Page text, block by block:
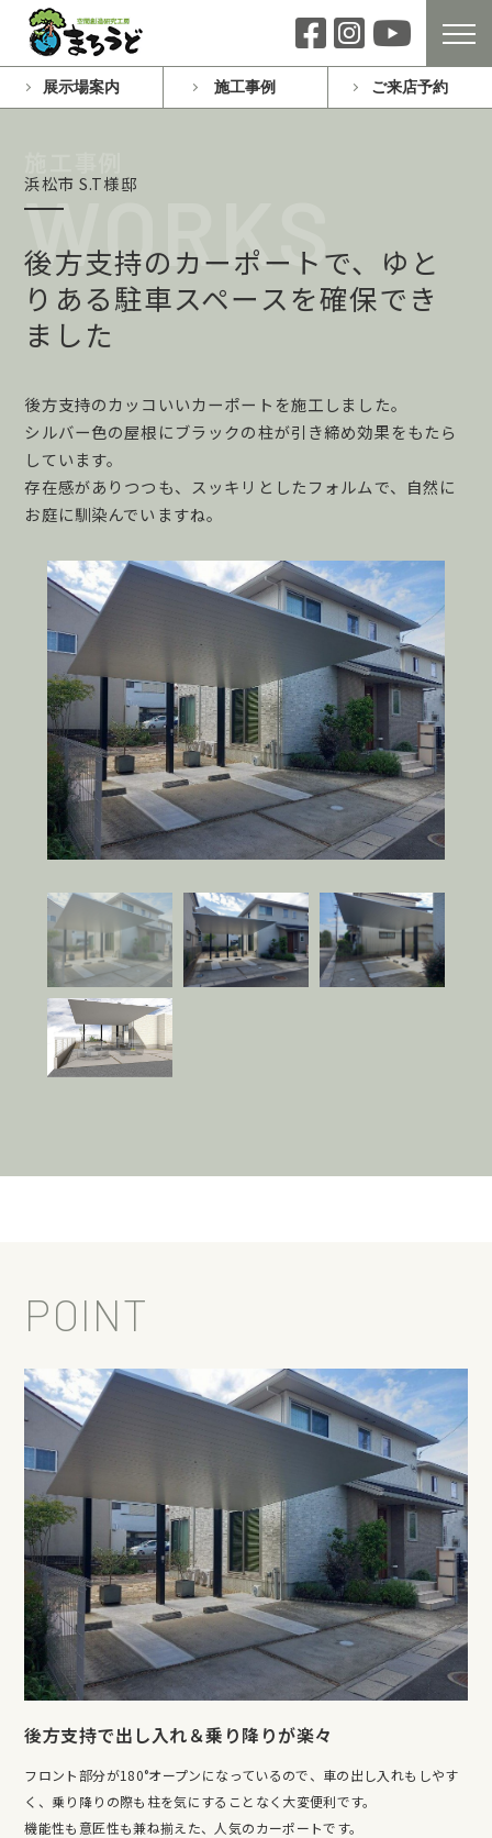
展示場案内 施工事例 ご来店予約
浜松市 S.T様邸
後方支持のカーポートで、ゆと
りある駐車スペースを確保でき
ました
後方支持のカッコいいカーポートを施工しました。
シルバー色の屋根にブラックの柱が引き締め効果をもたら
しています。
存在感がありつつも、スッキリとしたフォルムで、自然に
お庭に馴染んでいますね。
POINT
後方支持で出し入れ＆乗り降りが楽々
フロント部分が180°オープンになっているので、車の出し入れもしやす
く、乗り降りの際も柱を気にすることなく大変便利です。
機能性も意匠性も兼ね揃えた、人気のカーポートです。